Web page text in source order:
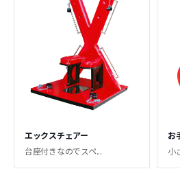
エックスチェアー
台座付きなのでスペ...
お
小